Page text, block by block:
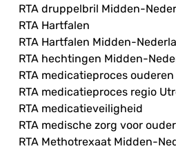
RTA druppelbril Midden-
RTA Hartfalen
RTA Hartfalen Midden-
RTA hechtingen Midden-
RTA medicatieproces
RTA medicatieproces regio
RTA medicatieveiligheid
RTA medische zorg voor
RTA Methotrexaat Midden-